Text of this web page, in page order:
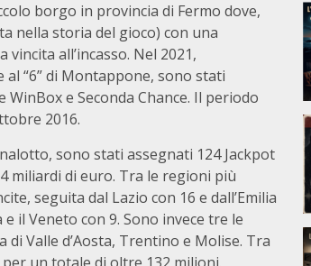
borgo in provincia di Fermo dove,
nella storia del gioco) con una
all’incasso. Nel 2021,
“6” di Montappone, sono stati
e Seconda Chance. Il periodo
2016.
sono stati assegnati 124 Jackpot
miliardi di euro. Tra le regioni più
seguita dal Lazio con 16 e dall’Emilia
il Veneto con 9. Sono invece tre le
Valle d’Aosta, Trentino e Molise. Tra